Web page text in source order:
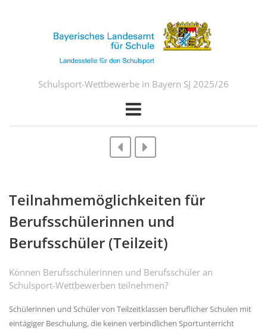
Schulsport-Wettbewerbe in Bayern SJ 2025/26
Teilnahmemöglichkeiten für
Berufsschülerinnen und
Berufsschüler (Teilzeit)
Können Berufsschülerinnen und Berufsschüler an
Schulsport-Wettbewerben teilnehmen?
Schülerinnen und Schüler von Teilzeitklassen beruflicher Schulen mit
eintägiger Beschulung, die keinen verbindlichen Sportunterricht